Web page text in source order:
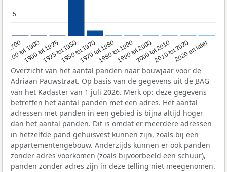
1700
1700 tot 1900
1900 tot 19251925 tot 19501950 tot 19701970 tot 19801980 tot 19901990 tot 20002000 tot 20102010 tot 20202020 en later
5
5
Overzicht van het aantal panden naar bouwjaar voor de
Adriaan Pauwstraat. Op basis van de gegevens uit de BAG
van het Kadaster van 1 juli 2026. Merk op: deze gegevens
betreffen het aantal panden met een adres. Het aantal
adressen met panden in een gebied is bijna altijd hoger
dan het aantal panden. Dit is omdat er meerdere adressen
in hetzelfde pand gehuisvest kunnen zijn, zoals bij een
appartementengebouw. Anderzijds kunnen er ook panden
zonder adres voorkomen (zoals bijvoorbeeld een schuur),
panden zonder adres zijn in deze telling niet meegenomen.